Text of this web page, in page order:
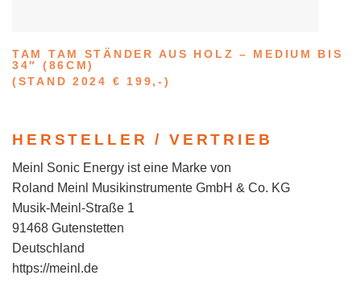
TAM TAM STÄNDER AUS HOLZ – MEDIUM BIS
34″ (86CM)
(STAND 2024 € 199,-)
HERSTELLER / VERTRIEB
Meinl Sonic Energy ist eine Marke von
Roland Meinl Musikinstrumente GmbH & Co. KG
Musik-Meinl-Straße 1
91468 Gutenstetten
Deutschland
https://meinl.de